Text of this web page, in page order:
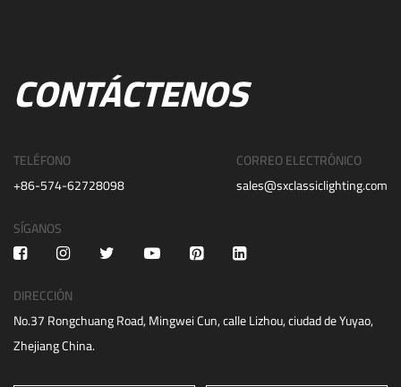
CONTÁCTENOS
TELÉFONO
+86-574-62728098
CORREO ELECTRÓNICO
sales@sxclassiclighting.com
SÍGANOS
DIRECCIÓN
No.37 Rongchuang Road, Mingwei Cun, calle Lizhou, ciudad de Yuyao,
Zhejiang China.